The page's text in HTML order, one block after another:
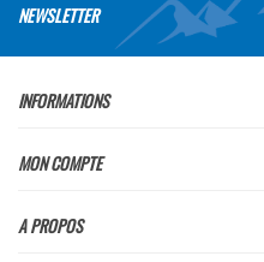
NEWSLETTER
INFORMATIONS
MON COMPTE
A PROPOS